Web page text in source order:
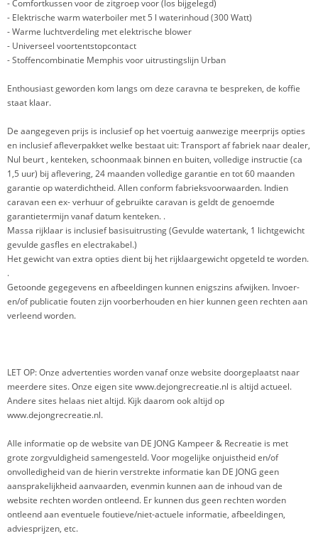
- Comfortkussen voor de zitgroep voor (los bijgelegd)
- Elektrische warm waterboiler met 5 l waterinhoud (300 Watt)
- Warme luchtverdeling met elektrische blower
- Universeel voortentstopcontact
- Stoffencombinatie Memphis voor uitrustingslijn Urban
Enthousiast geworden kom langs om deze caravna te bespreken, de koffie
staat klaar.
De aangegeven prijs is inclusief op het voertuig aanwezige meerprijs opties
en inclusief afleverpakket welke bestaat uit: Transport af fabriek naar dealer,
Nul beurt , kenteken, schoonmaak binnen en buiten, volledige instructie (ca
1,5 uur) bij aflevering, 24 maanden volledige garantie en tot 60 maanden
garantie op waterdichtheid. Allen conform fabrieksvoorwaarden. Indien
caravan een ex- verhuur of gebruikte caravan is geldt de genoemde
garantietermijn vanaf datum kenteken. .
Massa rijklaar is inclusief basisuitrusting (Gevulde watertank, 1 lichtgewicht
gevulde gasfles en electrakabel.)
Het gewicht van extra opties dient bij het rijklaargewicht opgeteld te worden.
.
Getoonde gegegevens en afbeeldingen kunnen enigszins afwijken. Invoer-
en/of publicatie fouten zijn voorberhouden en hier kunnen geen rechten aan
verleend worden.
LET OP: Onze advertenties worden vanaf onze website doorgeplaatst naar
meerdere sites. Onze eigen site www.dejongrecreatie.nl is altijd actueel.
Andere sites helaas niet altijd. Kijk daarom ook altijd op
www.dejongrecreatie.nl.
Alle informatie op de website van DE JONG Kampeer & Recreatie is met
grote zorgvuldigheid samengesteld. Voor mogelijke onjuistheid en/of
onvolledigheid van de hierin verstrekte informatie kan DE JONG geen
aansprakelijkheid aanvaarden, evenmin kunnen aan de inhoud van de
website rechten worden ontleend. Er kunnen dus geen rechten worden
ontleend aan eventuele foutieve/niet-actuele informatie, afbeeldingen,
adviesprijzen, etc.